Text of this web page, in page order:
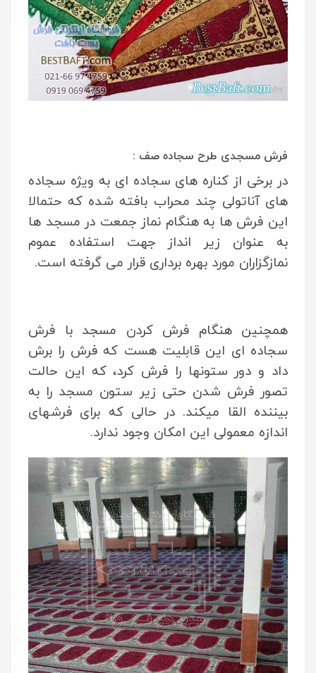
فرش مسجدی طرح سجاده صف :
در برخی از کناره های سجاده ای به ویژه سجاده
های آناتولی چند محراب بافته شده که حتمالا
این فرش ها به هنگام نماز جمعت در مسجد ها
به عنوان زیر انداز جهت استفاده عموم
نمازگزاران مورد بهره برداری قرار می گرفته است.
همچنین هنگام فرش کردن مسجد با فرش
سجاده ای این قابلیت هست که فرش را برش
داد و دور ستونها را فرش کرد، که این حالت
تصور فرش شدن حتی زیر ستون مسجد را به
بیننده القا میکند. در حالی که برای فرشهای
اندازه معمولی این امکان وجود ندارد.